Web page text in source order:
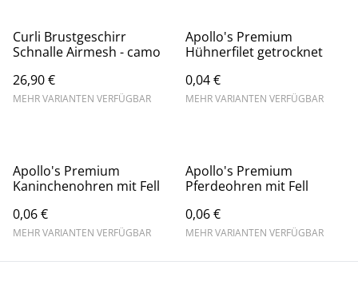
Curli Brustgeschirr
Schnalle Airmesh - camo
26,90 €
MEHR VARIANTEN VERFÜGBAR
Apollo's Premium
Hühnerfilet getrocknet
0,04 €
MEHR VARIANTEN VERFÜGBAR
Apollo's Premium
Kaninchenohren mit Fell
0,06 €
MEHR VARIANTEN VERFÜGBAR
Apollo's Premium
Pferdeohren mit Fell
0,06 €
MEHR VARIANTEN VERFÜGBAR